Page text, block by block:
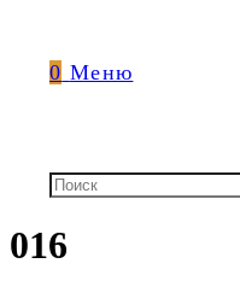
0 Меню
016